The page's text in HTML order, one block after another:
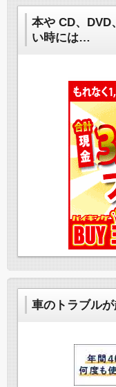
本や CD、DVD
い時には…
車のトラブル